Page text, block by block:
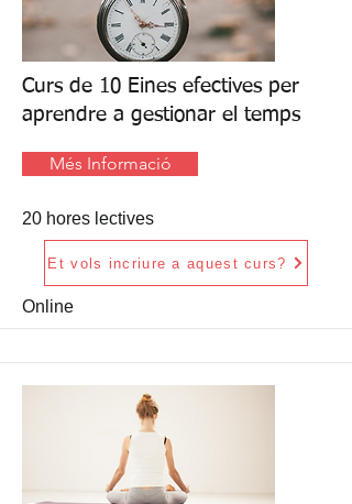
Curs de 10 Eines efectives per
aprendre a gestionar el temps
Més Informació
20 hores lectives
Et vols incriure a aquest curs?
Online